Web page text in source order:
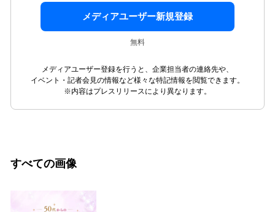
メディアユーザー新規登録
無料
メディアユーザー登録を行うと、企業担当者の連絡先や、
イベント・記者会見の情報など様々な特記情報を閲覧できます。
※内容はプレスリリースにより異なります。
すべての画像